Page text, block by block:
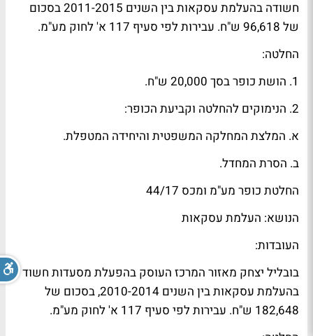
חשודה בהעלמת עסקאות בין השנים 2011-2015 בסכום
של 96,618 ש"ח. עבירות לפי סעיף 117 א' לחוק מע"מ.
החלטה:
1. הושת כופר בסך 20,000 ש"ח.
2. הנימוקים להחלטה וקביעת הכופר:
א. המלצת המחלקה המשפטית והיחידה המטפלת.
ב. הסרת המחדל.
החלטת כופר מע"מ ומכס 44/17
הנושא: העלמת עסקאות
העובדות:
בובליל יצחק מאזור המרכז העוסק בהפעלת מסעדות חשוד
בהעלמת עסקאות בין השנים 2010-2014, בסכום של
182,648 ש"ח. עבירות לפי סעיף 117 א' לחוק מע"מ.